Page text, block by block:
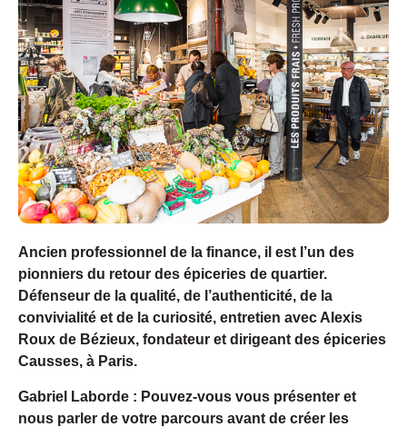
Ancien professionnel de la finance, il est l’un des
pionniers du retour des épiceries de quartier.
Défenseur de la qualité, de l’authenticité, de la
convivialité et de la curiosité, entretien avec Alexis
Roux de Bézieux, fondateur et dirigeant des épiceries
Causses, à Paris.
Gabriel Laborde : Pouvez-vous vous présenter et
nous parler de votre parcours avant de créer les